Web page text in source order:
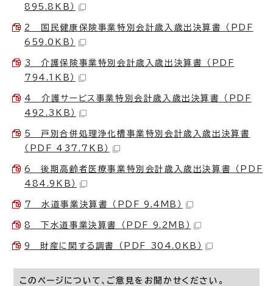
895.8KB）
2 国民健康保険事業特別会計歳入歳出決算書 （PDF
659.0KB）
3 介護保険事業特別会計歳入歳出決算書 （PDF
794.1KB）
4 介護サービス事業特別会計歳入歳出決算書 （PDF
492.3KB）
5 戸別合併処理浄化槽事業特別会計歳入歳出決算書
（PDF 437.7KB）
6 後期高齢者医療事業特別会計歳入歳出決算書 （PDF
484.9KB）
7 水道事業決算書 （PDF 9.4MB）
8 下水道事業決算書 （PDF 9.2MB）
9 財産に関する調書 （PDF 304.0KB）
このページについて、ご意見をお聞かせください。